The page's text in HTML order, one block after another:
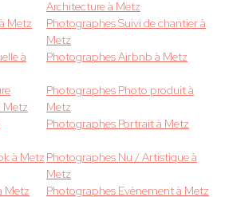
Architecture à Metz
Metz
Photographes Suivi de chantier à
Metz
à
Photographes Airbnb à Metz
Metz
Photographes Photo produit à
Metz
Photographes Portrait à Metz
à Metz Photographes Nu / Artistique à
Metz
Metz
Photographes Evènement à Metz